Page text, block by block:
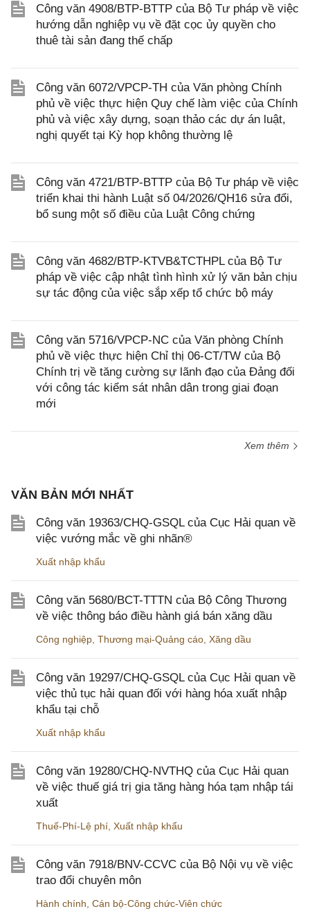
Công văn 4908/BTP-BTTP của Bộ Tư pháp về việc
hướng dẫn nghiệp vụ về đặt cọc ủy quyền cho
thuê tài sản đang thế chấp
Công văn 6072/VPCP-TH của Văn phòng Chính
phủ về việc thực hiện Quy chế làm việc của Chính
phủ và việc xây dựng, soạn thảo các dự án luật,
nghị quyết tại Kỳ họp không thường lệ
Công văn 4721/BTP-BTTP của Bộ Tư pháp về việc
triển khai thi hành Luật số 04/2026/QH16 sửa đổi,
bổ sung một số điều của Luật Công chứng
Công văn 4682/BTP-KTVB&TCTHPL của Bộ Tư
pháp về việc cập nhật tình hình xử lý văn bản chịu
sự tác động của việc sắp xếp tổ chức bộ máy
Công văn 5716/VPCP-NC của Văn phòng Chính
phủ về việc thực hiện Chỉ thị 06-CT/TW của Bộ
Chính trị về tăng cường sự lãnh đạo của Đảng đối
với công tác kiểm sát nhân dân trong giai đoạn
mới
Xem thêm
VĂN BẢN MỚI NHẤT
Công văn 19363/CHQ-GSQL của Cục Hải quan về
việc vướng mắc về ghi nhãn®
Xuất nhập khẩu
Công văn 5680/BCT-TTTN của Bộ Công Thương
về việc thông báo điều hành giá bán xăng dầu
Công nghiệp Thương mại-Quảng cáo Xăng dầu
Công văn 19297/CHQ-GSQL của Cục Hải quan về
việc thủ tục hải quan đối với hàng hóa xuất nhập
khẩu tại chỗ
Xuất nhập khẩu
Công văn 19280/CHQ-NVTHQ của Cục Hải quan
về việc thuế giá trị gia tăng hàng hóa tạm nhập tái
xuất
Thuế-Phí-Lệ phí Xuất nhập khẩu
Công văn 7918/BNV-CCVC của Bộ Nội vụ về việc
trao đổi chuyên môn
Hành chính Cán bộ-Công chức-Viên chức